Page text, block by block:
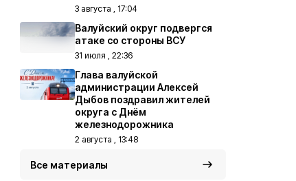
3 августа , 17:04
Валуйский округ подвергся
атаке со стороны ВСУ
31 июля , 22:36
Глава валуйской
администрации Алексей
Дыбов поздравил жителей
округа с Днём
железнодорожника
2 августа , 13:48
Все материалы